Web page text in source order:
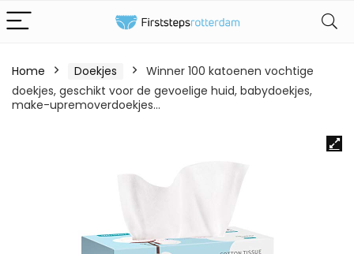
Home Doekjes
Winner 100 katoenen vochtige
doekjes, geschikt voor de gevoelige huid, babydoekjes,
make-upremoverdoekjes…